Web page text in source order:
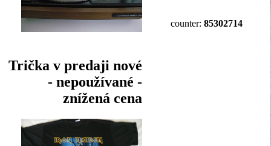
Trička v predaji nové
- nepoužívané -
znížená cena
counter: 85302714